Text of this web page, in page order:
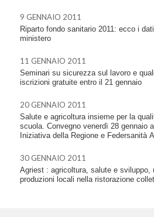
9 GENNAIO 2011
Riparto fondo sanitario 2011: ecco i
ministero
11 GENNAIO 2011
Seminari su sicurezza sul lavoro e
iscrizioni gratuite entro il 21 gennaio
20 GENNAIO 2011
Salute e agricoltura insieme per la
scuola. Convegno venerdì 28 gennaio
Iniziativa della Regione e Federsanità
30 GENNAIO 2011
Agriest : agricoltura, salute e sviluppo,
produzioni locali nella ristorazione